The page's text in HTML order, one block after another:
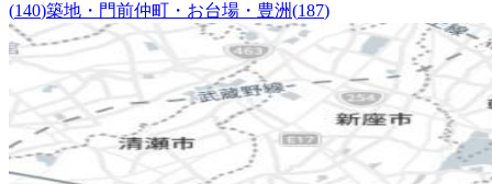
(140)築地・門前仲町・お台場・豊洲(187)